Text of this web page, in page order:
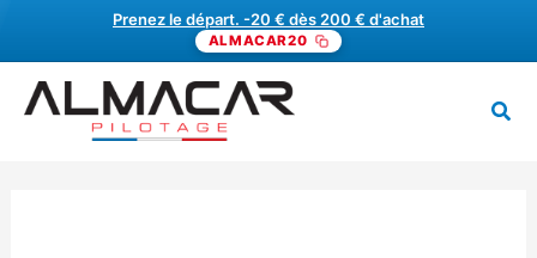
Prenez le départ. -20 € dès 200 € d'achat
ALMACAR20
contenu